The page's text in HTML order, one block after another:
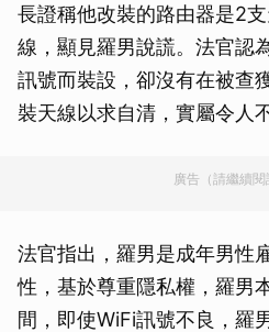
長證稱他改裝的路由器是2
線，顯見羅男說謊。法官認
訊號而裝設，卻沒有在被查
裝天線以求自清，實屬令人
廣告（請繼續閱
法官指出，羅男是成年男性
性，基於尊重隱私權，羅男
間，即使WiFi訊號不良，羅